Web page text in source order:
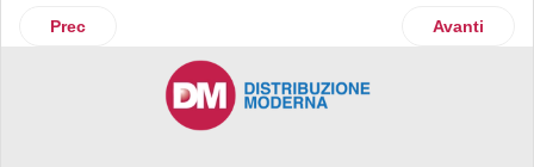
Articolo precedente: Fondazione Qualivita: Cesare
Prec Articolo
Avanti